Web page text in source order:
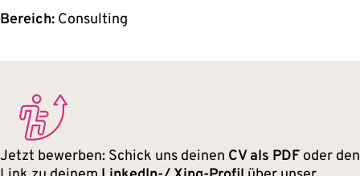
Bereich: Consulting
Jetzt bewerben: Schick uns deinen CV als PDF oder den